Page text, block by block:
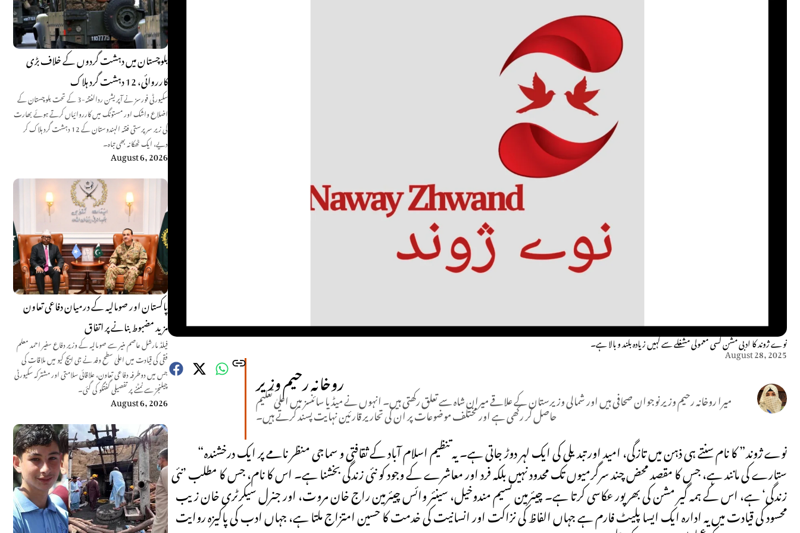
بلوچستان میں دہشت گردوں کے خلاف بڑی
کارروائی، 12 دہشت گرد ہلاک
سکیورٹی فورسز نے آپریشن ردالفتنہ-3 کے تحت بلوچستان کے
اضلاع واشک اور مستونگ میں کارروائیاں کرتے ہوئے بھارت
کی زیر سرپرستی فتنہ الہندوستان کے 12 دہشت گرد ہلاک کر
دیے، ایک ٹھکانہ بھی تباہ۔
August 6, 2026
پاکستان اور صومالیہ کے درمیان دفاعی تعاون
مزید مضبوط بنانے پر اتفاق
فیلڈ مارشل عاصم منیر سے صومالیہ کے وزیر دفاع سفیر احمد معلم
فقی کی قیادت میں اعلیٰ سطح وفد نے جی ایچ کیو میں ملاقات کی
جس میں دوطرفہ دفاعی تعاون، علاقائی سلامتی اور مشترکہ سکیورٹی
چیلنجز سے نمٹنے پر تفصیلی گفتگو کی گئی۔
August 6, 2026
نوے ژوند کا ادبی مشن کسی معمولی مشغلے سے کہیں زیادہ بلند و بالا ہے۔
August 28, 2025
روخانہ رحیم وزیر
میرا روخانہ رحیم وزیر نوجوان صحافی ہیں اور شمالی وزیرستان کے علاقے میران شاہ سے تعلق رکھتی ہیں۔ انہوں نے میڈیا سائنسز میں اعلیٰ تعلیم
حاصل کر رکھی ہے اور مختلف موضوعات پر ان کی تحاریر قارئین نہایت پسند کرتے ہیں۔
“نوے ژوند” کا نام سنتے ہی ذہن میں تازگی، امید اور تبدیلی کی ایک لہر دوڑ جاتی ہے۔ یہ تنظیم اسلام آباد کے ثقافتی و سماجی منظر نامے پر ایک درخشندہ
ستارے کی مانند ہے، جس کا مقصد محض چند سرگرمیوں تک محدود نہیں بلکہ فرد اور معاشرے کے وجود کو نئی زندگی بخشنا ہے۔ اس کا نام، جس کا مطلب ’نئی
زندگی‘ ہے، اس کے ہمہ گیر مشن کی بھرپور عکاسی کرتا ہے۔ چیئرمین نسیم مندوخیل، سینئر وائس چیئرمین راج خان مروت، اور جنرل سیکرٹری خان زیب
محسود کی قیادت میں یہ ادارہ ایک ایسا پلیٹ فارم ہے جہاں الفاظ کی نزاکت اور انسانیت کی خدمت کا حسین امتزاج ملتا ہے، جہاں ادب کی پاکیزہ روایت